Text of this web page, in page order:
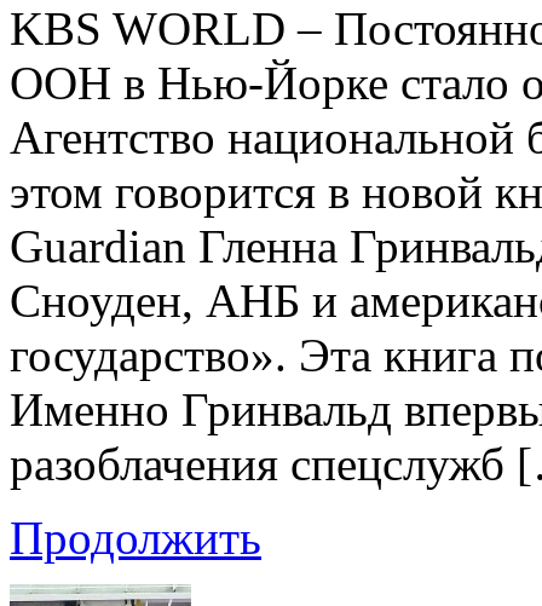
KBS WORLD –
ООН в Нью-Йорке стало
Агентство
этом говорится в новой
Guardian Гленна
Сноуден, АНБ и
государство». Эта книга
Именно Гринвальд
разоблачения
Продолжить